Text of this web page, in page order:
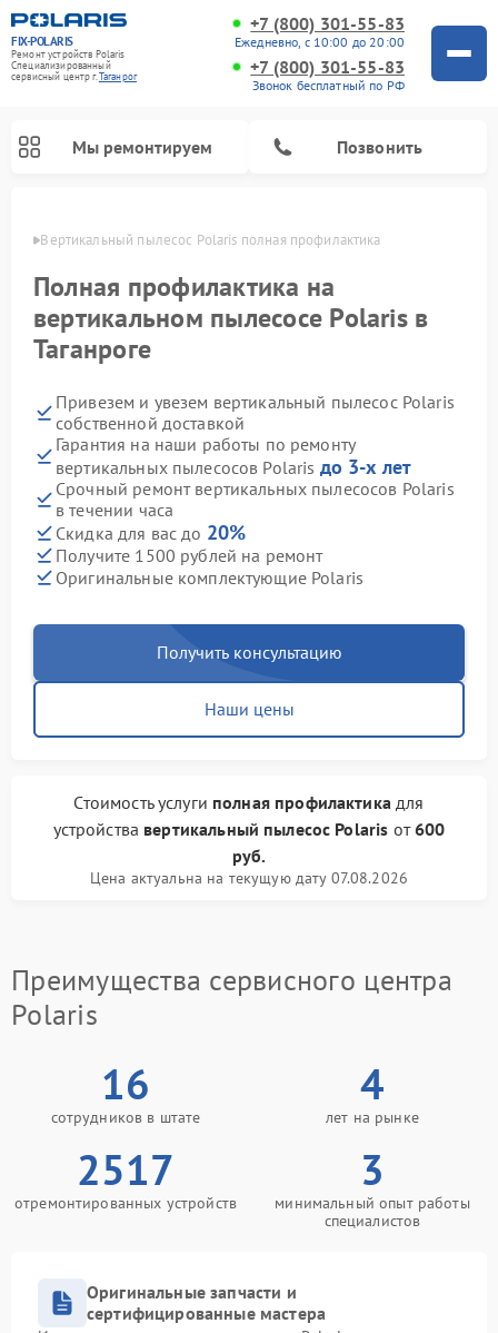
FIX-POLARIS
Ремонт устройств Polaris
Специализированный
cервисный центр г.Таганрог
+7 (800) 301-55-83
Ежедневно, с 10:00 до 20:00
+7 (800) 301-55-83
Звонок бесплатный по РФ
Мы ремонтируем Позвонить
Вертикальный пылесос Polaris полная профилактика
Полная профилактика на
вертикальном пылесосе Polaris в
Таганроге
Привезем и увезем вертикальный пылесос Polaris
собственной доставкой
Гарантия на наши работы по ремонту
вертикальных пылесосов Polaris до 3-х лет
Срочный ремонт вертикальных пылесосов Polaris
в течении часа
Скидка для вас до 20%
Получите 1500 рублей на ремонт
Оригинальные комплектующие Polaris
Получить консультацию
Наши цены
Стоимость услуги полная профилактикадля
устройства вертикальный пылесос Polaris от600
руб.
Цена актуальна на текущую дату 07.08.2026
Преимущества сервисного центра
Polaris
16
сотрудников в штате
4
лет на рынке
2517
отремонтированных устройств
3
минимальный опыт работы
специалистов
Оригинальные запчасти и
сертифицированные мастера